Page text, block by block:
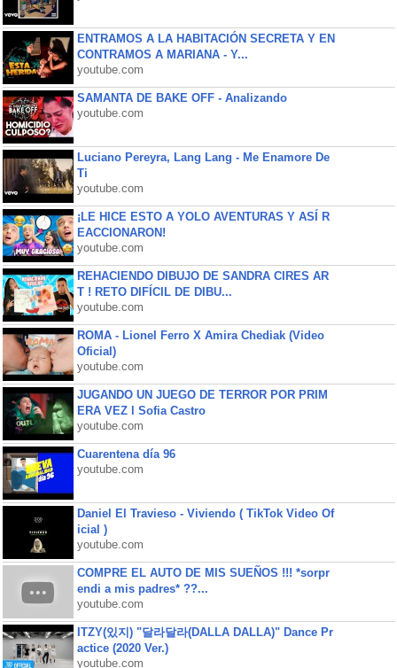
ENTRAMOS A LA HABITACIÓN SECRETA Y EN
CONTRAMOS A MARIANA - Y...
youtube.com
SAMANTA DE BAKE OFF - Analizando
youtube.com
Luciano Pereyra, Lang Lang - Me Enamore De
Ti
youtube.com
¡LE HICE ESTO A YOLO AVENTURAS Y ASÍ R
EACCIONARON!
youtube.com
REHACIENDO DIBUJO DE SANDRA CIRES AR
T ! RETO DIFÍCIL DE DIBU...
youtube.com
ROMA - Lionel Ferro X Amira Chediak (Video
Oficial)
youtube.com
JUGANDO UN JUEGO DE TERROR POR PRIM
ERA VEZ l Sofia Castro
youtube.com
Cuarentena día 96
youtube.com
Daniel El Travieso - Viviendo ( TikTok Video Of
icial )
youtube.com
COMPRE EL AUTO DE MIS SUEÑOS !!! *sorpr
endi a mis padres* ??...
youtube.com
ITZY(있지) "달라달라(DALLA DALLA)" Dance Pr
actice (2020 Ver.)
youtube.com